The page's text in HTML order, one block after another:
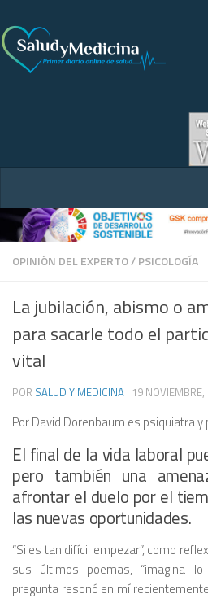
OPINIÓN DEL EXPERTO/PSICOLOGÍA
La jubilación, abismo o
para sacarle todo el
vital
POR SALUD Y MEDICINA · 19
Por David Dorenbaum es psiquiatra
El final de la vida laboral
pero también una
afrontar el duelo por el
las nuevas oportunidades.
“Si es tan difícil empezar”, como
sus últimos poemas, “imagina
pregunta resonó en mí